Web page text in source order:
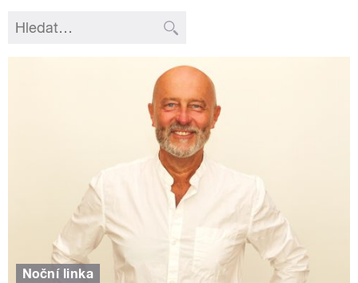
Noční linka